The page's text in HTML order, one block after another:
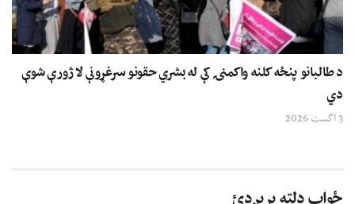
د طالبانو پنځه کلنه واکمنۍ کې له بشري حقونو سرغړونې لا ژورې شوې
دي
3 اگست 2026